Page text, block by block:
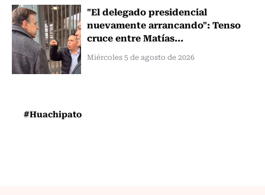
"El delegado presidencial
nuevamente arrancando": Tenso
cruce entre Matías...
Miércoles 5 de agosto de 2026
#Huachipato